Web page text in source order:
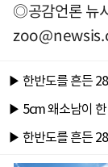
◎공감언론 뉴